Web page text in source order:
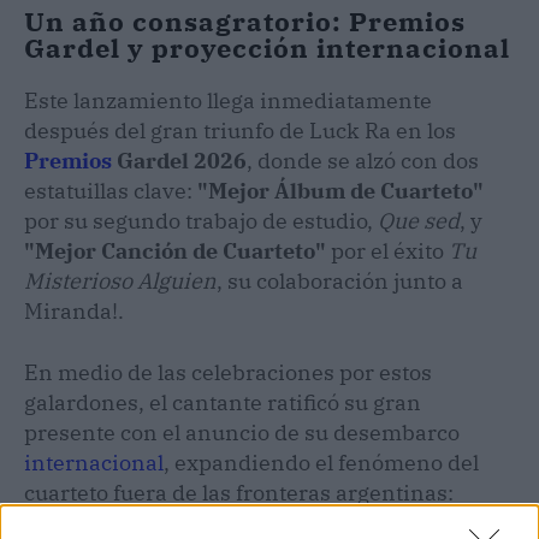
Un año consagratorio: Premios
Gardel y proyección internacional
Este lanzamiento llega inmediatamente
después del gran triunfo de Luck Ra en los
Premios Gardel 2026, donde se alzó con dos
estatuillas clave: "Mejor Álbum de Cuarteto"
por su segundo trabajo de estudio, Que sed, y
"Mejor Canción de Cuarteto" por el éxito Tu
Misterioso Alguien, su colaboración junto a
Miranda!.
En medio de las celebraciones por estos
galardones, el cantante ratificó su gran
presente con el anuncio de su desembarco
internacional, expandiendo el fenómeno del
cuarteto fuera de las fronteras argentinas: